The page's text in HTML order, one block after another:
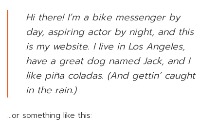
Hi there! I’m a bike messenger by
day, aspiring actor by night, and this
is my website. I live in Los Angeles,
have a great dog named Jack, and I
like piña coladas. (And gettin’ caught
in the rain.)
…or something like this: